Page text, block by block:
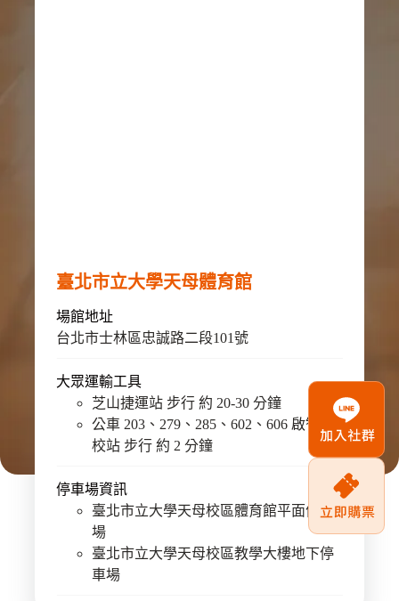
臺北市立大學天母體育館
場館地址
台北市士林區忠誠路二段101號
大眾運輸工具
芝山捷運站 步行 約 20-30 分鐘
公車 203、279、285、602、606 啟智學
校站 步行 約 2 分鐘
停車場資訊
臺北市立大學天母校區體育館平面停車
場
臺北市立大學天母校區教學大樓地下停
車場